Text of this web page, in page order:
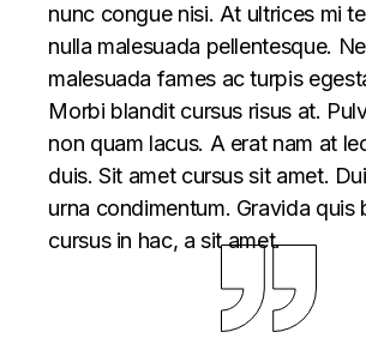
nunc congue nisi. At ultrices mi
nulla malesuada pellentesque.
malesuada fames ac turpis
Morbi blandit cursus risus at.
non quam lacus. A erat nam at
duis. Sit amet cursus sit amet.
urna condimentum. Gravida quis
cursus in hac, a sit amet.